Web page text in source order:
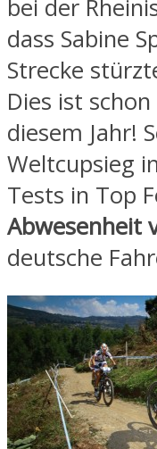
bei der
dass Sabine
Strecke
Dies ist
diesem Jahr!
Weltcupsieg
Tests in Top
Abwesenheit
deutsche